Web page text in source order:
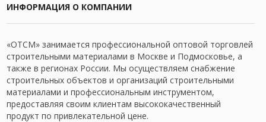
ИНФОРМАЦИЯ О КОМПАНИИ
«ОТСМ» занимается профессиональной оптовой торговлей
строительными материалами в Москве и Подмосковье, а
также в регионах России. Мы осуществляем снабжение
строительных объектов и организаций строительными
материалами и профессиональным инструментом,
предоставляя своим клиентам высококачественный
продукт по привлекательной цене.